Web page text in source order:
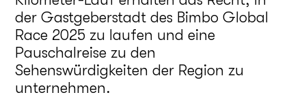
der Gastgeberstadt des Bimbo Global
Race 2025 zu laufen und eine
Pauschalreise zu den
Sehenswürdigkeiten der Region zu
unternehmen.